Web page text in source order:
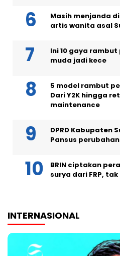
Masih menjanda
artis wanita asal
Ini 10 gaya
muda jadi kece
5 model rambut
Dari Y2K hingga
maintenance
DPRD Kabupaten
Pansus
BRIN ciptakan
surya dari FRP,
INTERNASIONAL